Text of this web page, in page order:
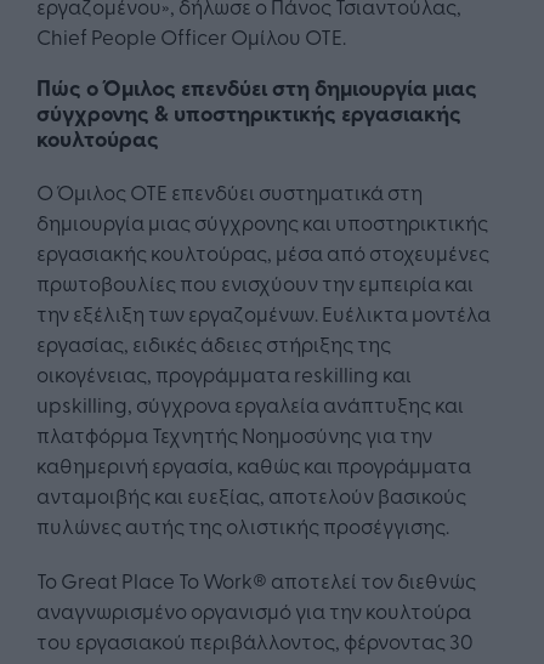
Chief People Officer Ομίλου ΟΤΕ.
Πώς ο Όμιλος επενδύει στη δημιουργία μιας
σύγχρονης & υποστηρικτικής εργασιακής
κουλτούρας
Ο Όμιλος ΟΤΕ επενδύει συστηματικά στη
δημιουργία μιας σύγχρονης και υποστηρικτικής
εργασιακής κουλτούρας, μέσα από στοχευμένες
πρωτοβουλίες που ενισχύουν την εμπειρία και
την εξέλιξη των εργαζομένων. Ευέλικτα μοντέλα
εργασίας, ειδικές άδειες στήριξης της
οικογένειας, προγράμματα reskilling και
upskilling, σύγχρονα εργαλεία ανάπτυξης και
πλατφόρμα Τεχνητής Νοημοσύνης για την
καθημερινή εργασία, καθώς και προγράμματα
ανταμοιβής και ευεξίας, αποτελούν βασικούς
πυλώνες αυτής της ολιστικής προσέγγισης.
Το Great Place To Work® αποτελεί τον διεθνώς
αναγνωρισμένο οργανισμό για την κουλτούρα
του εργασιακού περιβάλλοντος, φέρνοντας 30